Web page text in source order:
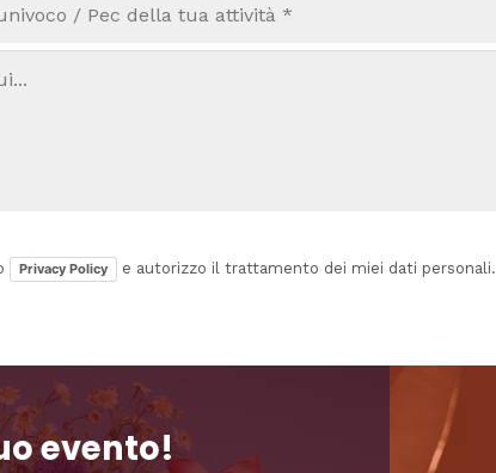
Privacy Policy e autorizzo il trattamento dei miei dati personali.
evento!